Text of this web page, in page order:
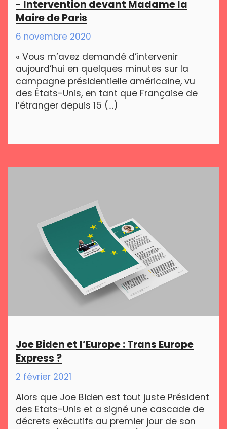
- Intervention devant Madame la
Maire de Paris
6 novembre 2020
« Vous m’avez demandé d’intervenir
aujourd’hui en quelques minutes sur la
campagne présidentielle américaine, vu
des États-Unis, en tant que Française de
l’étranger depuis 15 (…)
Joe Biden et l’Europe : Trans Europe
Express ?
2 février 2021
Alors que Joe Biden est tout juste Président
des Etats-Unis et a signé une cascade de
décrets exécutifs au premier jour de son